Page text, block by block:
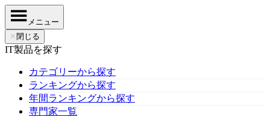
メニュー
✕ 閉じる
IT製品を探す
カテゴリーから探す
ランキングから探す
年間ランキングから探す
専門家一覧